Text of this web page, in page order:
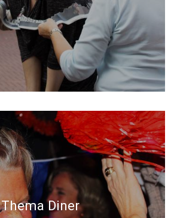
Thema Diner